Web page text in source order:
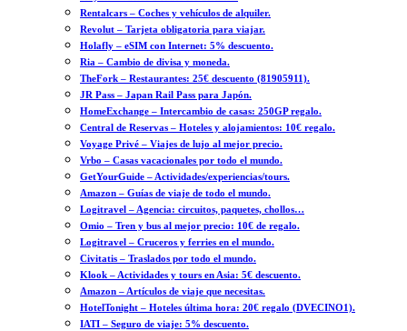
Rentalcars – Coches y vehículos de alquiler.
Revolut – Tarjeta obligatoria para viajar.
Holafly – eSIM con Internet: 5% descuento.
Ria – Cambio de divisa y moneda.
TheFork – Restaurantes: 25€ descuento (81905911).
JR Pass – Japan Rail Pass para Japón.
HomeExchange – Intercambio de casas: 250GP regalo.
Central de Reservas – Hoteles y alojamientos: 10€ regalo.
Voyage Privé – Viajes de lujo al mejor precio.
Vrbo – Casas vacacionales por todo el mundo.
GetYourGuide – Actividades/experiencias/tours.
Amazon – Guías de viaje de todo el mundo.
Logitravel – Agencia: circuitos, paquetes, chollos…
Omio – Tren y bus al mejor precio: 10€ de regalo.
Logitravel – Cruceros y ferries en el mundo.
Civitatis – Traslados por todo el mundo.
Klook – Actividades y tours en Asia: 5€ descuento.
Amazon – Artículos de viaje que necesitas.
HotelTonight – Hoteles última hora: 20€ regalo (DVECINO1).
IATI – Seguro de viaje: 5% descuento.